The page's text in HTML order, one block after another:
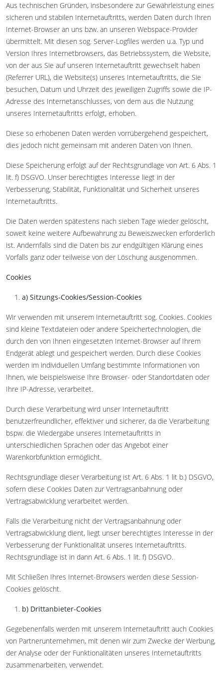
Aus technischen Gründen, insbesondere zur Gewährleistung eines
sicheren und stabilen Internetauftritts, werden Daten durch Ihren
Internet-Browser an uns bzw. an unseren Webspace-Provider
übermittelt. Mit diesen sog. Server-Logfiles werden u.a. Typ und
Version Ihres Internetbrowsers, das Betriebssystem, die Website,
von der aus Sie auf unseren Internetauftritt gewechselt haben
(Referrer URL), die Website(s) unseres Internetauftritts, die Sie
besuchen, Datum und Uhrzeit des jeweiligen Zugriffs sowie die IP-
Adresse des Internetanschlusses, von dem aus die Nutzung
unseres Internetauftritts erfolgt, erhoben.
Diese so erhobenen Daten werden vorrübergehend gespeichert,
dies jedoch nicht gemeinsam mit anderen Daten von Ihnen.
Diese Speicherung erfolgt auf der Rechtsgrundlage von Art. 6 Abs. 1
lit. f) DSGVO. Unser berechtigtes Interesse liegt in der
Verbesserung, Stabilität, Funktionalität und Sicherheit unseres
Internetauftritts.
Die Daten werden spätestens nach sieben Tage wieder gelöscht,
soweit keine weitere Aufbewahrung zu Beweiszwecken erforderlich
ist. Andernfalls sind die Daten bis zur endgültigen Klärung eines
Vorfalls ganz oder teilweise von der Löschung ausgenommen.
Cookies
a) Sitzungs-Cookies/Session-Cookies
Wir verwenden mit unserem Internetauftritt sog. Cookies. Cookies
sind kleine Textdateien oder andere Speichertechnologien, die
durch den von Ihnen eingesetzten Internet-Browser auf Ihrem
Endgerät ablegt und gespeichert werden. Durch diese Cookies
werden im individuellen Umfang bestimmte Informationen von
Ihnen, wie beispielsweise Ihre Browser- oder Standortdaten oder
Ihre IP-Adresse, verarbeitet.
Durch diese Verarbeitung wird unser Internetauftritt
benutzerfreundlicher, effektiver und sicherer, da die Verarbeitung
bspw. die Wiedergabe unseres Internetauftritts in
unterschiedlichen Sprachen oder das Angebot einer
Warenkorbfunktion ermöglicht.
Rechtsgrundlage dieser Verarbeitung ist Art. 6 Abs. 1 lit b.) DSGVO,
sofern diese Cookies Daten zur Vertragsanbahnung oder
Vertragsabwicklung verarbeitet werden.
Falls die Verarbeitung nicht der Vertragsanbahnung oder
Vertragsabwicklung dient, liegt unser berechtigtes Interesse in der
Verbesserung der Funktionalität unseres Internetauftritts.
Rechtsgrundlage ist in dann Art. 6 Abs. 1 lit. f) DSGVO.
Mit Schließen Ihres Internet-Browsers werden diese Session-
Cookies gelöscht.
b) Drittanbieter-Cookies
Gegebenenfalls werden mit unserem Internetauftritt auch Cookies
von Partnerunternehmen, mit denen wir zum Zwecke der Werbung,
der Analyse oder der Funktionalitäten unseres Internetauftritts
zusammenarbeiten, verwendet.